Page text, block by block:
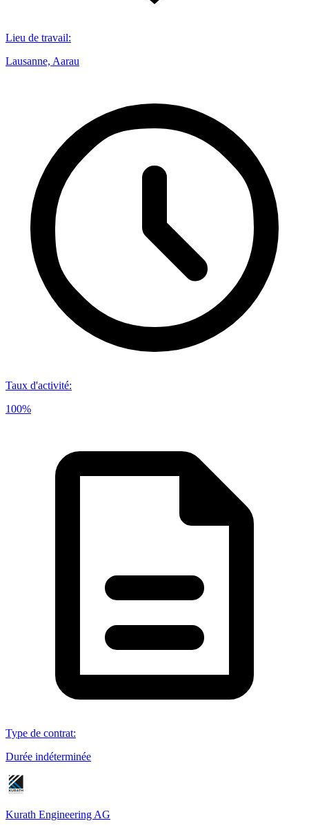
Lieu de travail:
Lausanne, Aarau
Taux d'activité:
100%
Type de contrat:
Durée indéterminée
Kurath Engineering AG